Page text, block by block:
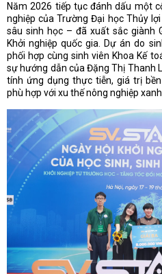
Năm 2026 tiếp tục đánh dấu một
nghiệp của Trường Đại học Thủy
sâu sinh học – đã xuất sắc giành
Khởi nghiệp quốc gia. Dự án do
phối hợp cùng sinh viên Khoa Kế
sự hướng dẫn của Đặng Thị Thanh
tính ứng dụng thực tiễn, giá trị
phù hợp với xu thế nông nghiệp